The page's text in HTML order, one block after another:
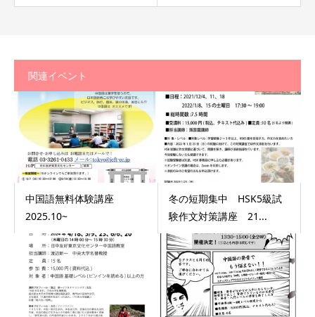
関連イベント
中国語無料体験講座
2025.10~
冬の短期集中 HSK5級試
験作文対策講座 21...